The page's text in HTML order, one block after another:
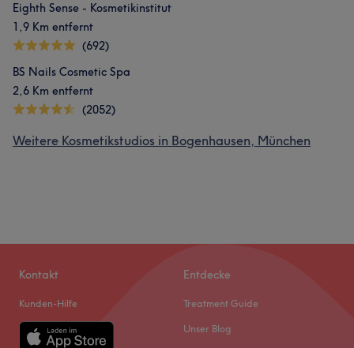
Eighth Sense - Kosmetikinstitut
1,9 Km entfernt
(692)
BS Nails Cosmetic Spa
2,6 Km entfernt
(2052)
Weitere Kosmetikstudios in Bogenhausen, München
Kontakt
Kunden-Hilfe
Entdecke
Treatment Guide
Unser Blog